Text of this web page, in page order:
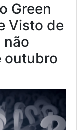
Green
Visto de
não
outubro